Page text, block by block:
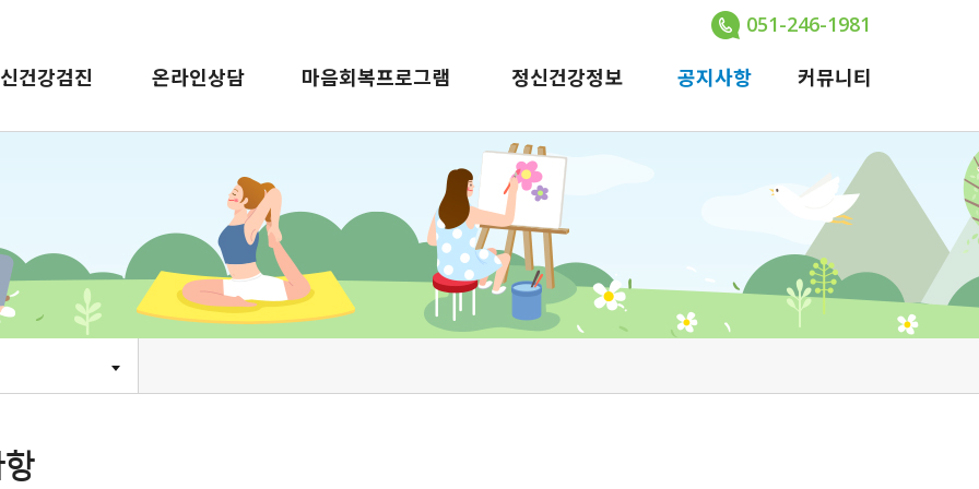
051-246-1981
건강검진 온라인상담 마음회복프로그램 정신건강정보 공지사항 커뮤니티